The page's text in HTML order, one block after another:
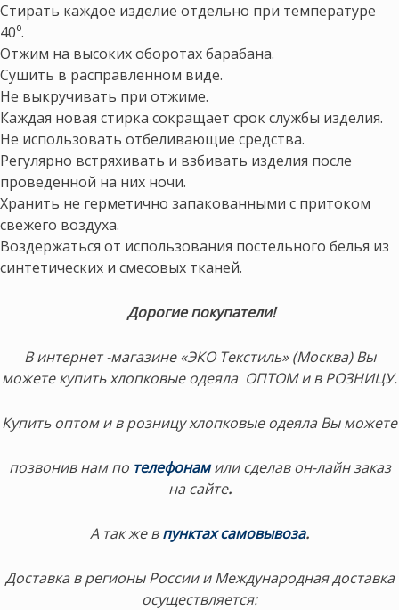
Стирать каждое изделие отдельно при температуре
40⁰.
Отжим на высоких оборотах барабана.
Сушить в расправленном виде.
Не выкручивать при отжиме.
Каждая новая стирка сокращает срок службы изделия.
Не использовать отбеливающие средства.
Регулярно встряхивать и взбивать изделия после
проведенной на них ночи.
Хранить не герметично запакованными с притоком
свежего воздуха.
Воздержаться от использования постельного белья из
синтетических и смесовых тканей.
Дорогие покупатели!
В интернет -магазине «ЭКО Текстиль» (Москва) Вы
можете купить хлопковые одеяла ОПТОМ и в РОЗНИЦУ.
Купить оптом и в розницу хлопковые одеяла Вы можете
позвонив нам по телефонамили сделав он-лайн заказ
на сайте.
А так же впунктах самовывоза.
Доставка в регионы России и Международная доставка
осуществляется: